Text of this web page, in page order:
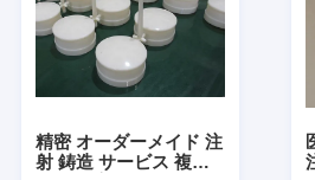
精密 オーダーメイド 注
射 鋳造 サービス 複数